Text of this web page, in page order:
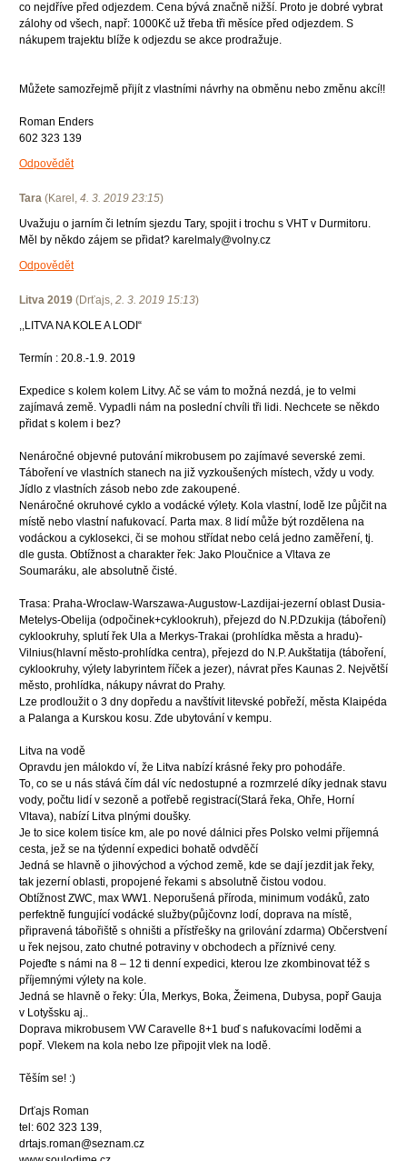
co nejdříve před odjezdem. Cena bývá značně nižší. Proto je dobré vybrat
zálohy od všech, např: 1000Kč už třeba tři měsíce před odjezdem. S
nákupem trajektu blíže k odjezdu se akce prodražuje.
Můžete samozřejmě přijít z vlastními návrhy na obměnu nebo změnu akcí!!
Roman Enders
602 323 139
Odpovědět
Tara (Karel , 4. 3. 2019 23:15)
Uvažuju o jarním či letním sjezdu Tary, spojit i trochu s VHT v Durmitoru.
Měl by někdo zájem se přidat? karelmaly@volny.cz
Odpovědět
Litva 2019 (Drťajs, 2. 3. 2019 15:13)
,,LITVA NA KOLE A LODI“
Termín : 20.8.-1.9. 2019
Expedice s kolem kolem Litvy. Ač se vám to možná nezdá, je to velmi
zajímavá země. Vypadli nám na poslední chvíli tři lidi. Nechcete se někdo
přidat s kolem i bez?
Nenáročné objevné putování mikrobusem po zajímavé severské zemi.
Táboření ve vlastních stanech na již vyzkoušených místech, vždy u vody.
Jídlo z vlastních zásob nebo zde zakoupené.
Nenáročné okruhové cyklo a vodácké výlety. Kola vlastní, lodě lze půjčit na
místě nebo vlastní nafukovací. Parta max. 8 lidí může být rozdělena na
vodáckou a cyklosekci, či se mohou střídat nebo celá jedno zaměření, tj.
dle gusta. Obtížnost a charakter řek: Jako Ploučnice a Vltava ze
Soumaráku, ale absolutně čisté.
Trasa: Praha-Wroclaw-Warszawa-Augustow-Lazdijai-jezerní oblast Dusia-
Metelys-Obelija (odpočinek+cyklookruh), přejezd do N.P.Dzukija (táboření)
cyklookruhy, splutí řek Ula a Merkys-Trakai (prohlídka města a hradu)-
Vilnius(hlavní město-prohlídka centra), přejezd do N.P. Aukštatija (táboření,
cyklookruhy, výlety labyrintem říček a jezer), návrat přes Kaunas 2. Největší
město, prohlídka, nákupy návrat do Prahy.
Lze prodloužit o 3 dny dopředu a navštívit litevské pobřeží, města Klaipéda
a Palanga a Kurskou kosu. Zde ubytování v kempu.
Litva na vodě
Opravdu jen málokdo ví, že Litva nabízí krásné řeky pro pohodáře.
To, co se u nás stává čím dál víc nedostupné a rozmrzelé díky jednak stavu
vody, počtu lidí v sezoně a potřebě registrací(Stará řeka, Ohře, Horní
Vltava), nabízí Litva plnými doušky.
Je to sice kolem tisíce km, ale po nové dálnici přes Polsko velmi příjemná
cesta, jež se na týdenní expedici bohatě odvděčí
Jedná se hlavně o jihovýchod a východ země, kde se dají jezdit jak řeky,
tak jezerní oblasti, propojené řekami s absolutně čistou vodou.
Obtížnost ZWC, max WW1. Neporušená příroda, minimum vodáků, zato
perfektně fungující vodácké služby(půjčovnz lodí, doprava na místě,
připravená tábořiště s ohništi a přístřešky na grilování zdarma) Občerstvení
u řek nejsou, zato chutné potraviny v obchodech a příznivé ceny.
Pojeďte s námi na 8 – 12 ti denní expedici, kterou lze zkombinovat též s
příjemnými výlety na kole.
Jedná se hlavně o řeky: Úla, Merkys, Boka, Žeimena, Dubysa, popř Gauja
v Lotyšsku aj..
Doprava mikrobusem VW Caravelle 8+1 buď s nafukovacími loděmi a
popř. Vlekem na kola nebo lze připojit vlek na lodě.
Těším se! :)
Drťajs Roman
tel: 602 323 139,
drtajs.roman@seznam.cz